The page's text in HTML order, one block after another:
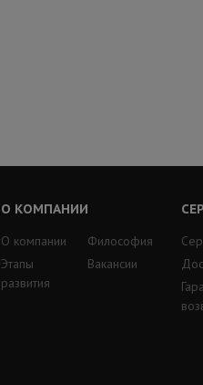
О КОМПАНИИ
О компании
Этапы
развития
Философия
Вакансии